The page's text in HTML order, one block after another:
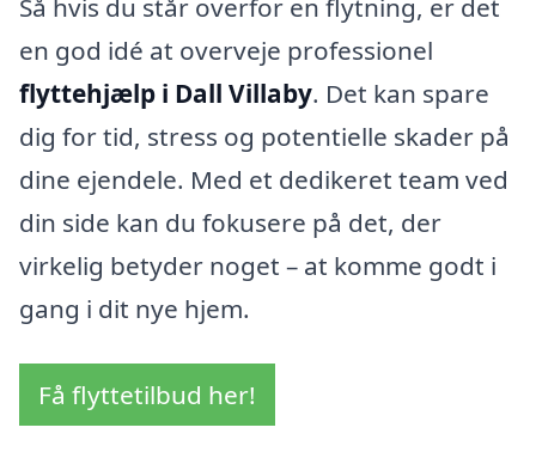
Så hvis du står overfor en flytning, er det
en god idé at overveje professionel
flyttehjælp i Dall Villaby. Det kan spare
dig for tid, stress og potentielle skader på
dine ejendele. Med et dedikeret team ved
din side kan du fokusere på det, der
virkelig betyder noget – at komme godt i
gang i dit nye hjem.
Få flyttetilbud her!